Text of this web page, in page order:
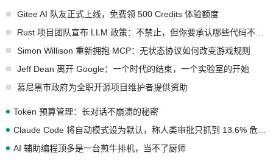
Gitee AI 队友正式上线，免费领 500 Credits 体验额度
Simon Willison 重新拥抱 MCP：无状态协议如何改变游戏规则
Jeff Dean 离开 Google：一个时代的结束，一个实验室的开始
慕尼黑市政府为全职开源项目维护者提供资助
Token 预算管理：长对话不崩溃的秘密
AI 辅助编程顶多是一台煎牛排机，当不了厨师